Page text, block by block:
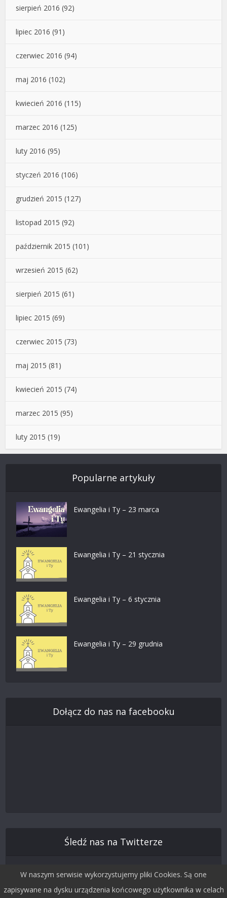
sierpień 2016 (92)
lipiec 2016 (91)
czerwiec 2016 (94)
maj 2016 (102)
kwiecień 2016 (115)
marzec 2016 (125)
luty 2016 (95)
styczeń 2016 (106)
grudzień 2015 (127)
listopad 2015 (92)
październik 2015 (101)
wrzesień 2015 (62)
sierpień 2015 (61)
lipiec 2015 (69)
czerwiec 2015 (73)
maj 2015 (81)
kwiecień 2015 (74)
marzec 2015 (95)
luty 2015 (19)
Popularne artykuły
Ewangelia i Ty – 23 marca
Ewangelia i Ty – 21 stycznia
Ewangelia i Ty – 6 stycznia
Ewangelia i Ty – 29 grudnia
Dołącz do nas na facebooku
Śledź nas na Twitterze
W naszym serwisie wykorzystujemy pliki Cookies. Są one
zapisywane na dysku urządzenia końcowego użytkownika w celach